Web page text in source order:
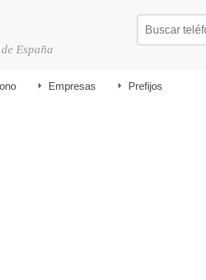
España
Empresas Prefijos